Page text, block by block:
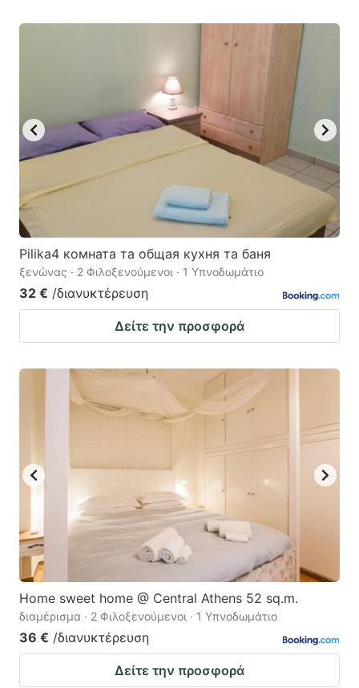
Pilika4 комната та общая кухня та баня
ξενώνας · 2 Φιλοξενούμενοι · 1 Υπνοδωμάτιο
32 € /διανυκτέρευση
Δείτε την προσφορά
Home sweet home @ Central Athens 52 sq.m.
διαμέρισμα · 2 Φιλοξενούμενοι · 1 Υπνοδωμάτιο
36 € /διανυκτέρευση
Δείτε την προσφορά